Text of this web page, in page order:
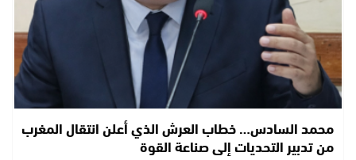
محمد السادس… خطاب العرش الذي أعلن انتقال المغرب
من تدبير التحديات إلى صناعة القوة